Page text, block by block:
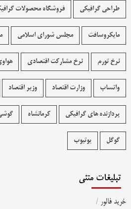
طراحی گرافیکی فروشگاه محصولات
مایکروسافت مجلس شورای اسلامی
نرخ تورم نرخ مشارکت اقتصادی
واتساپ وزارت اقتصاد وزیر اقتصاد
پردازنده های گرافیکی کرمانشاه
گوگل یوتیوب
تبلیغات متنی
خرید فالور /